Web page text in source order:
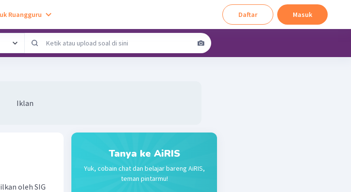
Ruangguru Daftar Masuk
Iklan
oleh SIG
Tanya ke AiRIS
Yuk, cobain chat dan belajar bareng AiRIS,
teman pintarmu!